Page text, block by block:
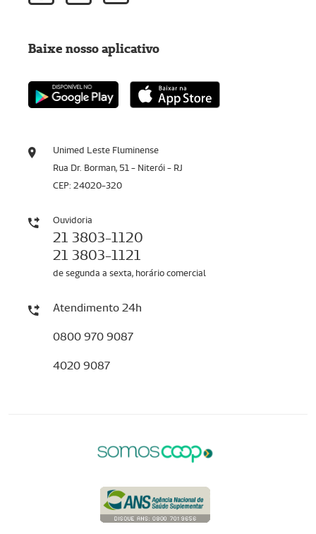
Unimed Leste Fluminense
Rua Dr. Borman, 51 - Niterói - RJ
CEP: 24020-320
Ouvidoria
21 3803-1120
21 3803-1121
de segunda a sexta, horário comercial
Atendimento 24h
0800 970 9087
4020 9087
Baixe nosso aplicativo